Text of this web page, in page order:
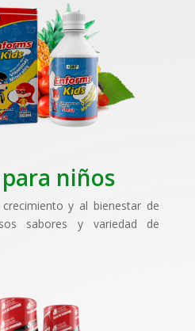
para niños
y al bienestar de
sabores y variedad de